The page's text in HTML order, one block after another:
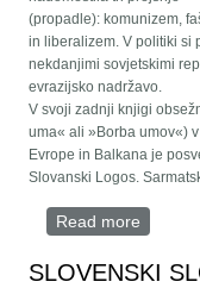
(propadle): komunizem,
in liberalizem. V politiki si
nekdanjimi sovjetskimi
evrazijsko nadržavo.
V svoji zadnji knjigi
uma« ali »Borba umov«)
Evrope in Balkana je
Slovanski Logos.
Read more
SLOVENSKI